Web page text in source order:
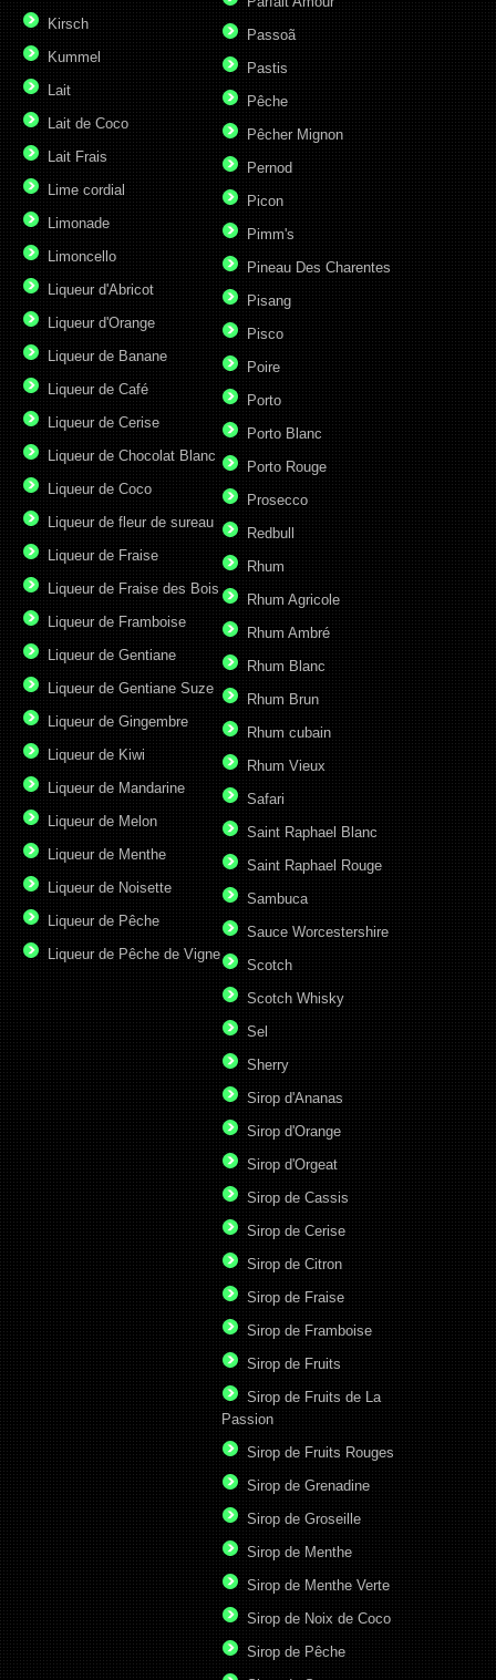
Kirsch
Kummel
Lait
Lait de Coco
Lait Frais
Lime cordial
Limonade
Limoncello
Liqueur d'Abricot
Liqueur d'Orange
Liqueur de Banane
Liqueur de Café
Liqueur de Cerise
Liqueur de Chocolat Blanc
Liqueur de Coco
Liqueur de fleur de sureau
Liqueur de Fraise
Liqueur de Fraise des Bois
Liqueur de Framboise
Liqueur de Gentiane
Liqueur de Gentiane Suze
Liqueur de Gingembre
Liqueur de Kiwi
Liqueur de Mandarine
Liqueur de Melon
Liqueur de Menthe
Liqueur de Noisette
Liqueur de Pêche
Liqueur de Pêche de Vigne
Passoã
Pastis
Pêche
Pêcher Mignon
Pernod
Picon
Pimm's
Pineau Des Charentes
Pisang
Pisco
Poire
Porto
Porto Blanc
Porto Rouge
Prosecco
Redbull
Rhum
Rhum Agricole
Rhum Ambré
Rhum Blanc
Rhum Brun
Rhum cubain
Rhum Vieux
Safari
Saint Raphael Blanc
Saint Raphael Rouge
Sambuca
Sauce Worcestershire
Scotch
Scotch Whisky
Sel
Sherry
Sirop d'Ananas
Sirop d'Orange
Sirop d'Orgeat
Sirop de Cassis
Sirop de Cerise
Sirop de Citron
Sirop de Fraise
Sirop de Framboise
Sirop de Fruits
Sirop de Fruits de La
Passion
Sirop de Fruits Rouges
Sirop de Grenadine
Sirop de Groseille
Sirop de Menthe
Sirop de Menthe Verte
Sirop de Noix de Coco
Sirop de Pêche